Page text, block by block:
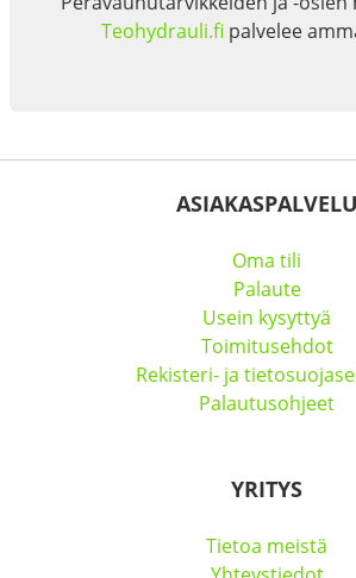
Teohydrauli.fi palvelee
ASIAKASPALVELU
Oma tili
Palaute
Usein kysyttyä
Toimitusehdot
Rekisteri- ja
Palautusohjeet
YRITYS
Tietoa meistä